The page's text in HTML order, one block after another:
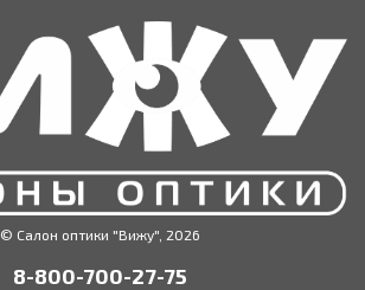
© Салон оптики "Вижу", 2026
8-800-700-27-75